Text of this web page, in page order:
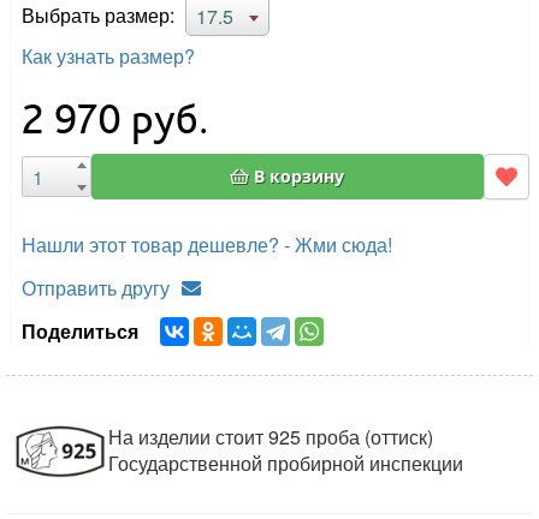
Выбрать размер:
17.5
Как узнать размер?
2 970 руб.
В корзину
Нашли этот товар дешевле? - Жми сюда!
Отправить другу
Поделиться
На изделии стоит 925 проба (оттиск)
Государственной пробирной инспекции